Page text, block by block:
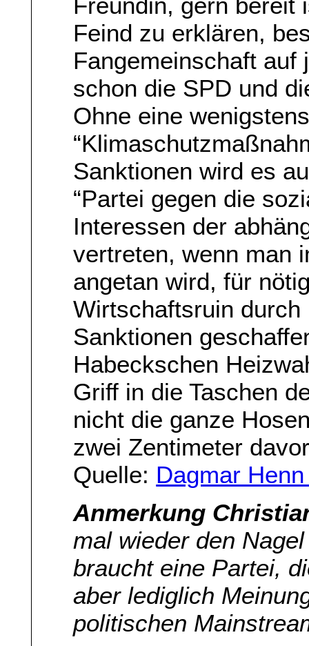
Feind zu erklären,
Fangemeinschaft auf
schon die SPD und
Ohne eine
Sanktionen wird es
“Partei gegen die
Interessen der
vertreten, wenn man
angetan wird, für
Wirtschaftsruin
Sanktionen
Habeckschen
Griff in die Taschen
nicht die ganze
zwei Zentimeter
Quelle: Dagmar
Anmerkung
mal wieder den
braucht eine Partei,
aber lediglich
politischen